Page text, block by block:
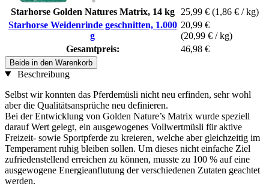
Starhorse Golden Natures Matrix, 14 kg 25,99 € (1,86 € / kg)
Starhorse Weidenrinde geschnitten, 1.000
g
20,99 €
(20,99 € / kg)
Gesamtpreis:
46,98 €
Beide in den Warenkorb
Beschreibung
Selbst wir konnten das Pferdemüsli nicht neu erfinden, sehr wohl
aber die Qualitätsansprüche neu definieren.
Bei der Entwicklung von Golden Nature’s Matrix wurde speziell
darauf Wert gelegt, ein ausgewogenes Vollwertmüsli für aktive
Freizeit- sowie Sportpferde zu kreieren, welche aber gleichzeitig im
Temperament ruhig bleiben sollen. Um dieses nicht einfache Ziel
zufriedenstellend erreichen zu können, musste zu 100 % auf eine
ausgewogene Energieanflutung der verschiedenen Zutaten geachtet
werden.